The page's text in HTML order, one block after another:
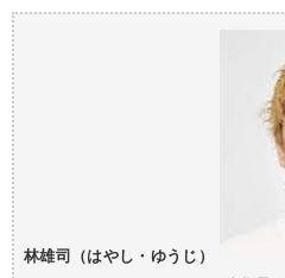
林雄司（はやし・ゆうじ）